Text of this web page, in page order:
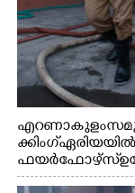
എറണാകുളം സമുദ്ര
ക്കിംഗ് ഏരിയയിൽ
ഫയർഫോഴ്സ്
ക്കിറങ്ങി മുഖം